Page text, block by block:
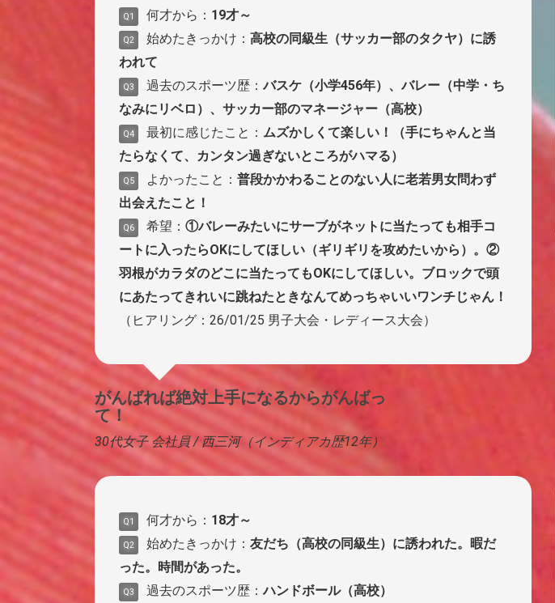
Q1 何才から： 19才～
Q2 始めたきっかけ： 高校の同級生（サッカー部のタクヤ）に誘
われて
Q3 過去のスポーツ歴：バスケ（小学456年）、バレー（中学・ち
なみにリベロ）、サッカー部のマネージャー（高校）
Q4 最初に感じたこと： ムズかしくて楽しい！（手にちゃんと当
たらなくて、カンタン過ぎないところがハマる）
Q5 よかったこと： 普段かかわることのない人に老若男女問わず
出会えたこと！
Q6 希望： ①バレーみたいにサーブがネットに当たっても相手コ
ートに入ったらOKにしてほしい（ギリギリを攻めたいから）。②
羽根がカラダのどこに当たってもOKにしてほしい。ブロックで頭
にあたってきれいに跳ねたときなんてめっちゃいいワンチじゃん！
（ヒアリング：26/01/25 男子大会・レディース大会）
がんばれば絶対上手になるからがんばっ
て！
30代女子 会社員 / 西三河（インディアカ歴12年）
Q1 何才から： 18才～
Q2 始めたきっかけ： 友だち（高校の同級生）に誘われた。暇だ
った。時間があった。
Q3 過去のスポーツ歴：ハンドボール（高校）